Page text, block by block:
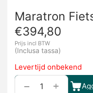
Maratron
€394,80
Prijs incl BTW
(Inclusa tassa)
Levertijd onbekend
+
−